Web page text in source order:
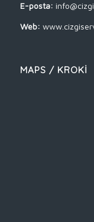
E-posta:
Web:
MAPS / KROKİ